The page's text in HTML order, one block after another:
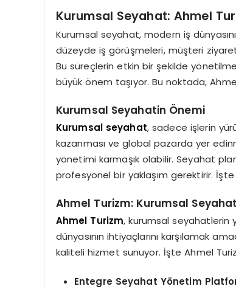
Kurumsal Seyahat: Ahmel
Kurumsal seyahat, modern iş
düzeyde iş görüşmeleri, müşteri
Bu süreçlerin etkin bir şekilde
büyük önem taşıyor. Bu noktada,
Kurumsal Seyahatin Önemi
Kurumsal seyahat, sadece işlerin
kazanması ve global pazarda yer
yönetimi karmaşık olabilir. Seyahat
profesyonel bir yaklaşım gerektirir.
Ahmel Turizm: Kurumsal
Ahmel Turizm, kurumsal seyahatlerin
dünyasının ihtiyaçlarını karşılamak
kaliteli hizmet sunuyor. İşte Ahmel
Entegre Seyahat Yönetim